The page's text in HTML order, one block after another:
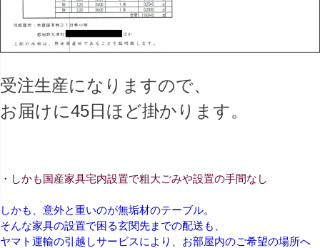
受注生産になりますので、
お届けに45日ほど掛かります。
・しかも国産家具宅内設置で粗大ごみや設置の手間なし
しかも、意外と重いのが無垢材のテーブル。
そんな家具の設置で困る玄関先までの配送も、
ヤマト運輸の引越しサービスにより、お部屋内のご希望の場所へ